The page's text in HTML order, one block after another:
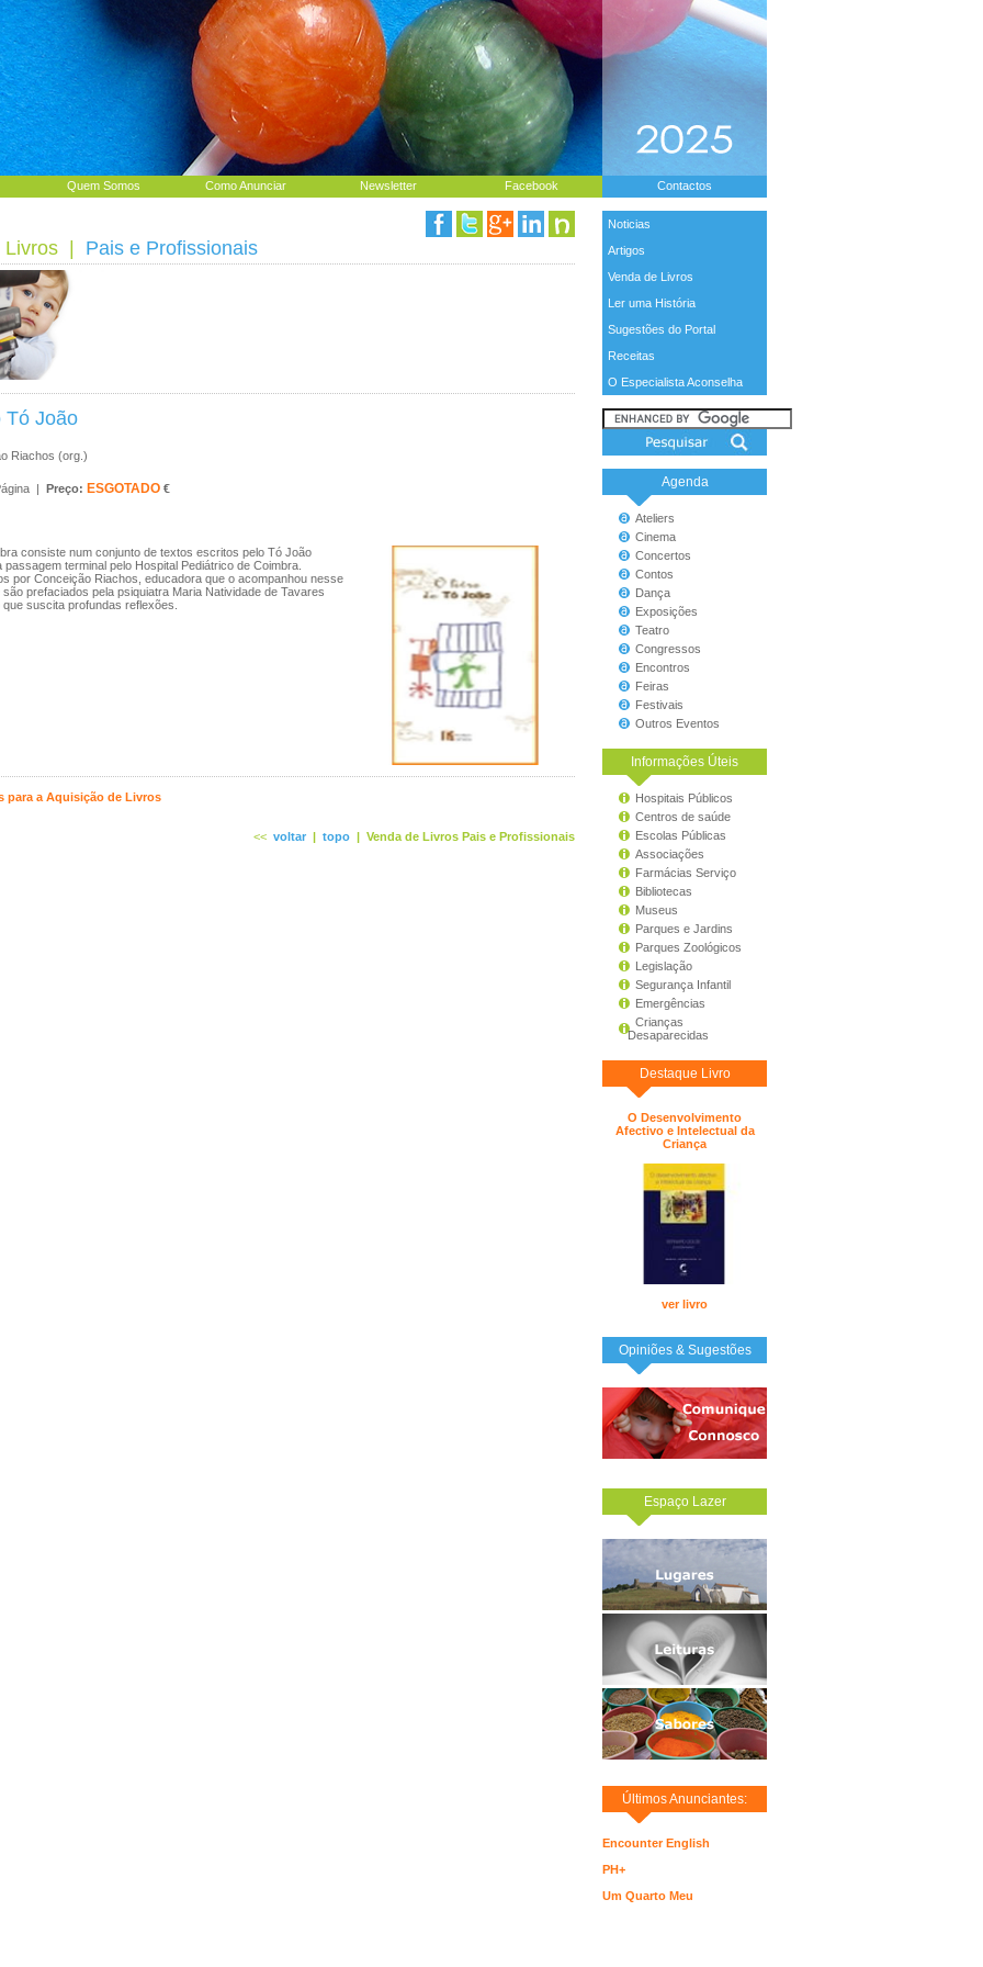
Quem Somos Como Anunciar Newsletter Facebook Contactos
Noticias
Artigos
Venda de Livros
Ler uma História
Sugestões do Portal
Receitas
O Especialista Aconselha
Agenda
Ateliers
Cinema
Concertos
Contos
Dança
Exposições
Teatro
Congressos
Encontros
Feiras
Festivais
Outros Eventos
Informações Úteis
Hospitais Públicos
Centros de saúde
Escolas Públicas
Associações
Farmácias Serviço
Bibliotecas
Museus
Parques e Jardins
Parques Zoológicos
Legislação
Segurança Infantil
Emergências
Crianças
Desaparecidas
Destaque Livro
O Desenvolvimento
Afectivo e Intelectual da
Criança
ver livro
Opiniões & Sugestões
Espaço Lazer
Últimos Anunciantes:
Encounter English
PH+
Um Quarto Meu
Livros Pais e Profissionais
Tó João
Riachos (org.)
| Preço: ESGOTADO €
consiste num conjunto de textos escritos pelo Tó João
passagem terminal pelo Hospital Pediátrico de Coimbra.
por Conceição Riachos, educadora que o acompanhou nesse
são prefaciados pela psiquiatra Maria Natividade de Tavares
suscita profundas reflexões.
para a Aquisição de Livros
<< voltar | topo | Venda de Livros Pais e Profissionais